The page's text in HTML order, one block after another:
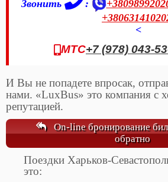
Звонить :
<
МТС+7 (978) 043-
И Вы не попадете впросак,
нами. «LuxBus» это компания с
репутацией.
On-line бронирование
обратно
Поездки Харьков-
это: